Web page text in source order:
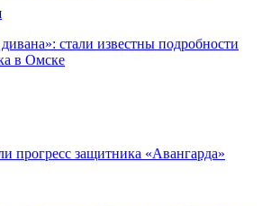
стали известны подробности
в Омске
прогресс защитника «Авангарда»